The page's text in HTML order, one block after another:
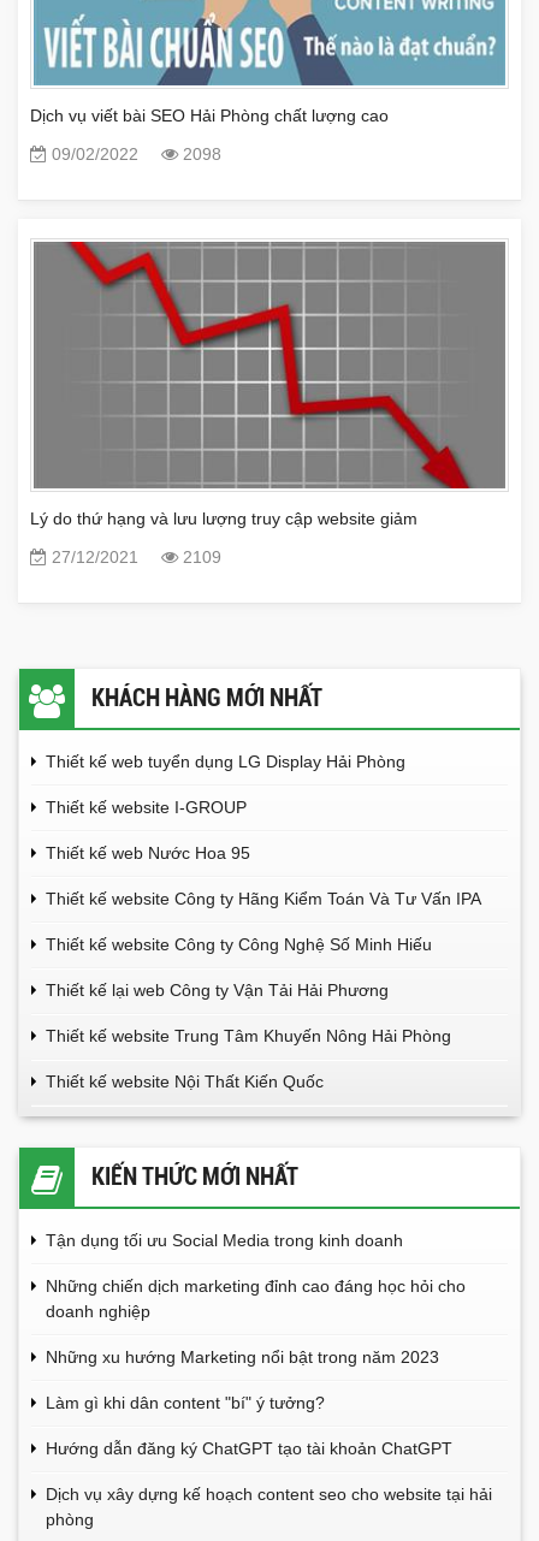
Dịch vụ viết bài SEO Hải Phòng chất lượng cao
09/02/2022
2098
Lý do thứ hạng và lưu lượng truy cập website giảm
27/12/2021
2109
KHÁCH HÀNG MỚI NHẤT
Thiết kế web tuyển dụng LG Display Hải Phòng
Thiết kế website I-GROUP
Thiết kế web Nước Hoa 95
Thiết kế website Công ty Hãng Kiểm Toán Và Tư Vấn IPA
Thiết kế website Công ty Công Nghệ Số Minh Hiếu
Thiết kế lại web Công ty Vận Tải Hải Phương
Thiết kế website Trung Tâm Khuyến Nông Hải Phòng
Thiết kế website Nội Thất Kiến Quốc
KIẾN THỨC MỚI NHẤT
Tận dụng tối ưu Social Media trong kinh doanh
Những chiến dịch marketing đỉnh cao đáng học hỏi cho
doanh nghiệp
Những xu hướng Marketing nổi bật trong năm 2023
Làm gì khi dân content "bí" ý tưởng?
Hướng dẫn đăng ký ChatGPT tạo tài khoản ChatGPT
Dịch vụ xây dựng kế hoạch content seo cho website tại hải
phòng